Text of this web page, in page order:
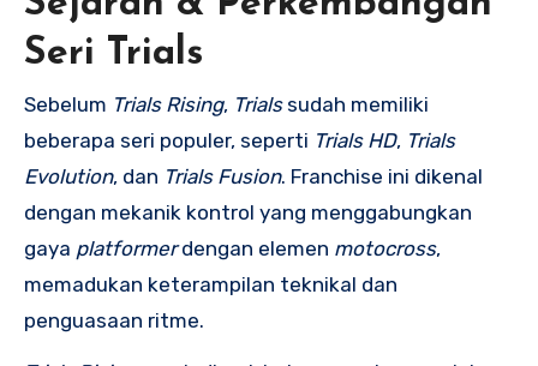
Seri Trials
Sebelum Trials Rising, Trialssudah memiliki
beberapa seri populer, seperti Trials HD, Trials
Evolution, dan Trials Fusion. Franchise ini dikenal
dengan mekanik kontrol yang menggabungkan
gaya platformerdengan elemen motocross,
memadukan keterampilan teknikal dan
penguasaan ritme.